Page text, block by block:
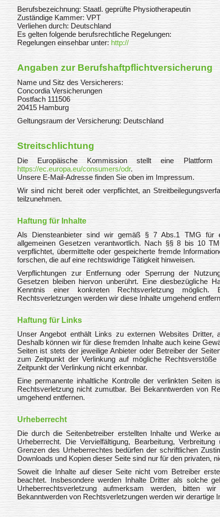
Berufsbezeichnung: Staatl. geprüfte Physiotherapeutin
Zuständige Kammer: VPT
Verliehen durch: Deutschland
Es gelten folgende berufsrechtliche Regelungen:
Regelungen einsehbar unter: http://
Angaben zur Berufshaftpflichtversicherung
Name und Sitz des Versicherers:
Concordia Versicherungen
Postfach 111506
20415 Hamburg
Geltungsraum der Versicherung: Deutschland
Streitschlichtung
Die Europäische Kommission stellt eine Plattform
https://ec.europa.eu/consumers/odr.
Unsere E-Mail-Adresse finden Sie oben im Impressum.
Wir sind nicht bereit oder verpflichtet, an
teilzunehmen.
Haftung für Inhalte
Als Diensteanbieter sind wir gemäß § 7 Abs.1 TMG für
allgemeinen Gesetzen verantwortlich. Nach §§ 8 bis 10
verpflichtet, übermittelte oder gespeicherte fremde
forschen, die auf eine rechtswidrige Tätigkeit hinweisen.
Verpflichtungen zur Entfernung oder Sperrung der
Gesetzen bleiben hiervon unberührt. Eine diesbezügliche
Kenntnis einer konkreten Rechtsverletzung möglich.
Rechtsverletzungen werden wir diese Inhalte umgehend
Haftung für Links
Unser Angebot enthält Links zu externen Websites Dritter,
Deshalb können wir für diese fremden Inhalte auch keine
Seiten ist stets der jeweilige Anbieter oder Betreiber der
zum Zeitpunkt der Verlinkung auf mögliche
Zeitpunkt der Verlinkung nicht erkennbar.
Eine permanente inhaltliche Kontrolle der verlinkten Seiten
Rechtsverletzung nicht zumutbar. Bei Bekanntwerden von
umgehend entfernen.
Urheberrecht
Die durch die Seitenbetreiber erstellten Inhalte und Werke
Urheberrecht. Die Vervielfältigung, Bearbeitung,
Grenzen des Urheberrechtes bedürfen der schriftlichen
Downloads und Kopien dieser Seite sind nur für den privaten,
Soweit die Inhalte auf dieser Seite nicht vom Betreiber
beachtet. Insbesondere werden Inhalte Dritter als solche
Urheberrechtsverletzung aufmerksam werden, bitten
Bekanntwerden von Rechtsverletzungen werden wir derartige